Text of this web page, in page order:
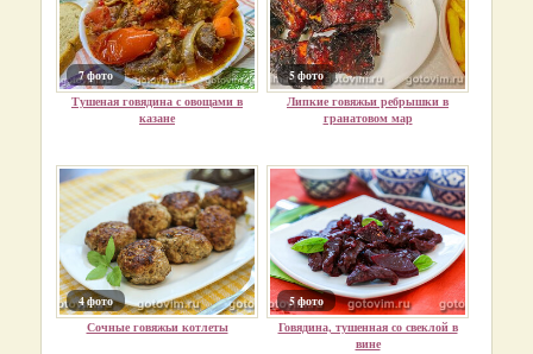
7 фото
Тушеная говядина с овощами в
казане
5 фото
Липкие говяжьи ребрышки в
гранатовом мар
4 фото
Сочные говяжьи котлеты
5 фото
Говядина, тушенная со свеклой в
вине